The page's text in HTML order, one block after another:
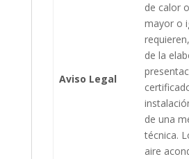
Aviso Legal
de calor
mayor o
de la
de una
técnica.
aire